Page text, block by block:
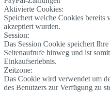
Aktivierte Cookies:
Speichert welche Cookies bereits
akzeptiert wurden.
Session:
Das Session Cookie speichert
Seitenaufrufe hinweg und ist
Einkaufserlebnis.
Zeitzone:
Das Cookie wird verwendet um
des Benutzers zur Verfügung zu